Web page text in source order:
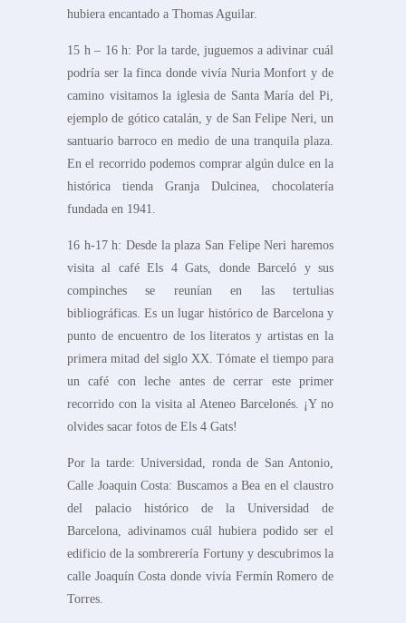
hubiera encantado a Thomas Aguilar.
15 h – 16 h: Por la tarde, juguemos a adivinar cuál
podría ser la finca donde vivía Nuria Monfort y de
camino visitamos la iglesia de Santa María del Pi,
ejemplo de gótico catalán, y de San Felipe Neri, un
santuario barroco en medio de una tranquila plaza.
En el recorrido podemos comprar algún dulce en la
histórica tienda Granja Dulcinea, chocolatería
fundada en 1941.
16 h-17 h: Desde la plaza San Felipe Neri haremos
visita al café Els 4 Gats, donde Barceló y sus
compinches se reunían en las tertulias
bibliográficas. Es un lugar histórico de Barcelona y
punto de encuentro de los literatos y artistas en la
primera mitad del siglo XX. Tómate el tiempo para
un café con leche antes de cerrar este primer
recorrido con la visita al Ateneo Barcelonés. ¡Y no
olvides sacar fotos de Els 4 Gats!
Por la tarde: Universidad, ronda de San Antonio,
Calle Joaquin Costa: Buscamos a Bea en el claustro
del palacio histórico de la Universidad de
Barcelona, adivinamos cuál hubiera podido ser el
edificio de la sombrerería Fortuny y descubrimos la
calle Joaquín Costa donde vivía Fermín Romero de
Torres.